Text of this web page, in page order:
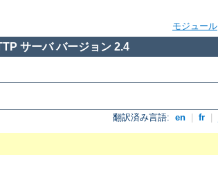
モジュール
サーバ バージョン 2.4
翻訳済み言語: en fr